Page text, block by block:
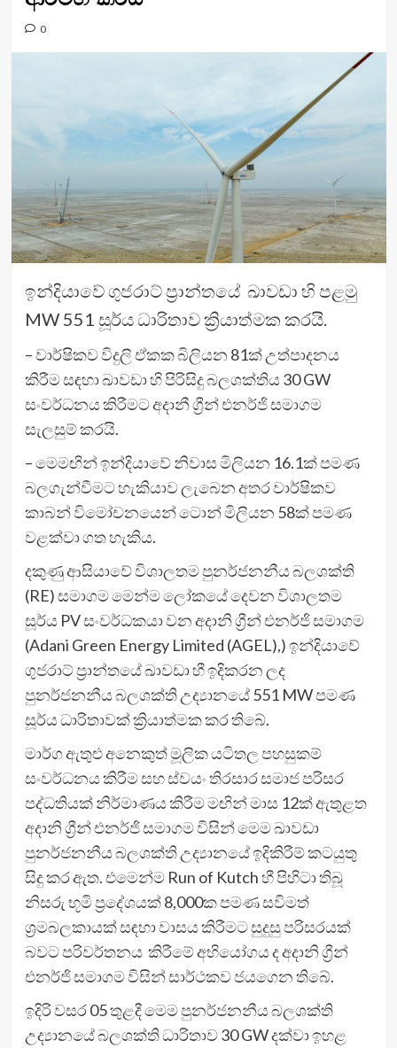
0
ඉන්දියාවේ ගුජරාට් ප්‍රාන්තයේ ඛාවඩා හි පළමු
MW 551 සූර්ය ධාරිතාව ක්‍රියාත්මක කරයි.
– වාර්ෂිකව විදුලි ඒකක බිලියන 81ක් උත්පාදනය
කිරීම සඳහා ඛාවඩා හි පිරිසිදු බලශක්තිය 30 GW
සංවර්ධනය කිරීමට අදානී ග්‍රීන් එනර්ජි සමාගම
සැලසුම් කරයි.
– මෙමඟින් ඉන්දියාවේ නිවාස මිලියන 16.1ක් පමණ
බලගැන්වීමට හැකියාව ලැබෙන අතර වාර්ෂිකව
කාබන් විමෝචනයෙන් ටොන් මිලියන 58ක් පමණ
වළක්වා ගත හැකිය.
දකුණු ආසියාවේ විශාලතම පුනර්ජනනීය බලශක්ති
(RE) සමාගම මෙන්ම ලෝකයේ දෙවන විශාලතම
සූර්ය PV සංවර්ධකයා වන අදානි ග්‍රීන් එනර්ජි සමාගම
(Adani Green Energy Limited (AGEL),) ඉන්දියාවේ
ගුජරාට් ප්‍රාන්තයේ ඛාවඩා හී ඉදිකරන ලද
පුනර්ජනනීය බලශක්ති උද්‍යානයේ 551 MW පමණ
සූර්ය ධාරිතාවක් ක්‍රියාත්මක කර තිබේ.
මාර්ග ඇතුළු අනෙකුත් මූලික යටිතල පහසුකම්
සංවර්ධනය කිරීම සහ ස්වයං තිරසාර සමාජ පරිසර
පද්ධතියක් නිර්මාණය කිරීම මඟින් මාස 12ක් ඇතුළත
අදානි ග්‍රීන් එනර්ජි සමාගම විසින් මෙම ඛාවඩා
පුනර්ජනනීය බලශක්ති උද්‍යානයේ ඉදිකිරීම් කටයුතු
සිදු කර ඇත. එමෙන්ම Run of Kutch හී පිහිටා තිබූ
නිසරු භූමි ප්‍රදේශයක් 8,000ක පමණ සවිමත්
ශ්‍රමබලකායක් සඳහා වාසය කිරීමට සුදුසු පරිසරයක්
බවට පරිවර්තනය කිරීමේ අභියෝගය ද අදානි ග්‍රීන්
එනර්ජි සමාගම විසින් සාර්ථකව ජයගෙන තිබේ.
ඉදිරි වසර 05 තුළදී මෙම පුනර්ජනනීය බලශක්ති
උද්‍යානයේ බලශක්ති ධාරිතාව 30 GW දක්වා ඉහළ